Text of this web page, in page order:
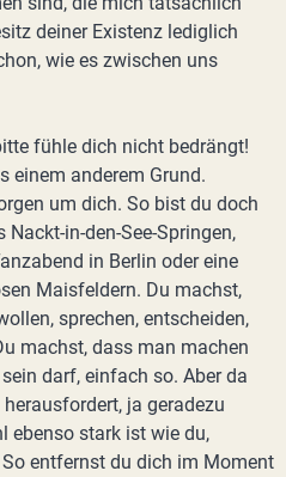
deiner Existenz lediglich
wie es zwischen uns
fühle dich nicht bedrängt!
einem anderem Grund.
um dich. So bist du doch
in-den-See-Springen,
in Berlin oder eine
Maisfeldern. Du machst,
sprechen, entscheiden,
machst, dass man machen
darf, einfach so. Aber da
ja geradezu
ebenso stark ist wie du,
entfernst du dich im Moment